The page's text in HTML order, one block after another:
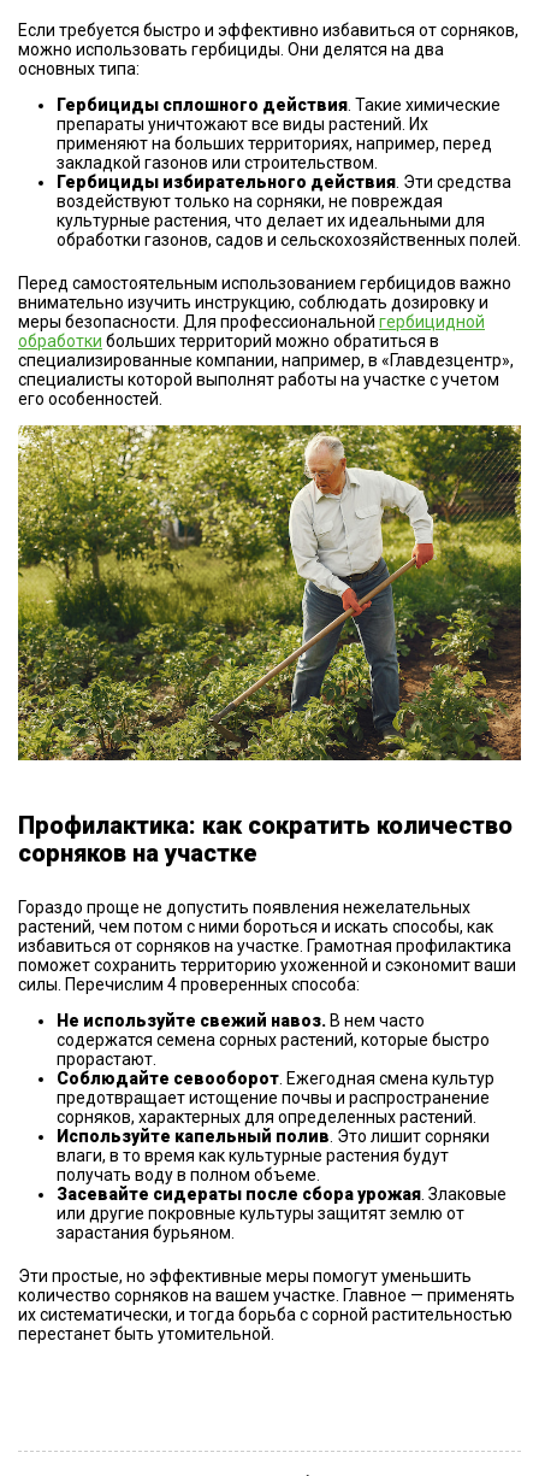
Если требуется быстро и эффективно избавиться от сорняков,
можно использовать гербициды. Они делятся на два
основных типа:
Гербициды сплошного действия . Такие химические
препараты уничтожают все виды растений. Их
применяют на больших территориях, например, перед
закладкой газонов или строительством.
Гербициды избирательного действия . Эти средства
воздействуют только на сорняки, не повреждая
культурные растения, что делает их идеальными для
обработки газонов, садов и сельскохозяйственных полей.
Перед самостоятельным использованием гербицидов важно
внимательно изучить инструкцию, соблюдать дозировку и
меры безопасности. Для профессиональной гербицидной
обработки больших территорий можно обратиться в
специализированные компании, например, в «Главдезцентр»,
специалисты которой выполнят работы на участке с учетом
его особенностей.
Профилактика: как сократить количество
сорняков на участке
Гораздо проще не допустить появления нежелательных
растений, чем потом с ними бороться и искать способы, как
избавиться от сорняков на участке. Грамотная профилактика
поможет сохранить территорию ухоженной и сэкономит ваши
силы. Перечислим 4 проверенных способа:
Не используйте свежий навоз. В нем часто
содержатся семена сорных растений, которые быстро
прорастают.
Соблюдайте севооборот. Ежегодная смена культур
предотвращает истощение почвы и распространение
сорняков, характерных для определенных растений.
Используйте капельный полив. Это лишит сорняки
влаги, в то время как культурные растения будут
получать воду в полном объеме.
Засевайте сидераты после сбора урожая. Злаковые
или другие покровные культуры защитят землю от
зарастания бурьяном.
Эти простые, но эффективные меры помогут уменьшить
количество сорняков на вашем участке. Главное — применять
их систематически, и тогда борьба с сорной растительностью
перестанет быть утомительной.